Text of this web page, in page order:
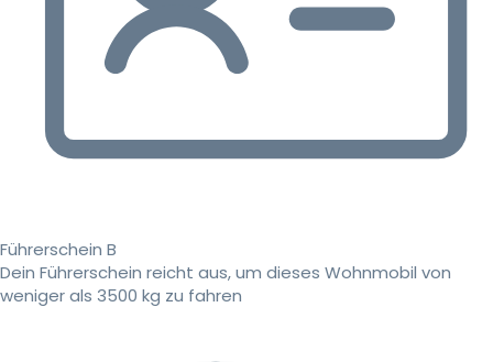
Führerschein B
Dein Führerschein reicht aus, um dieses Wohnmobil von
weniger als 3500 kg zu fahren